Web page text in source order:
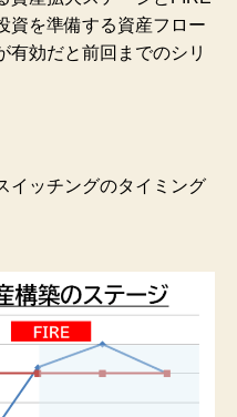
資を準備する資産フロー
有効だと前回までのシリ
イッチングのタイミング